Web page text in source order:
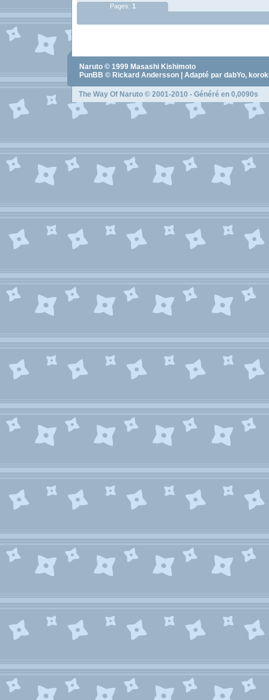
Pages: 1
Naruto © 1999 Masashi Kishimoto
PunBB © Rickard Andersson | Adapté par dabYo,
The Way Of Naruto © 2001-2010 - Généré en 0,0090s